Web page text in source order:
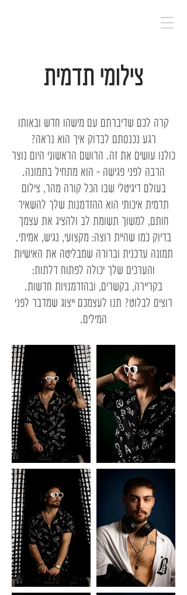
צילומי תדמית
קרה לכם שדיברתם עם מישהו חדש ובאותו
רגע נכנסתם לבדוק איך הוא נראה?
כולנו עושים את זה. הרושם הראשוני היום נוצר
הרבה לפני פגישה – הוא מתחיל בתמונה.
בעולם דיגיטלי שבו הכל קורה מהר, צילום
תדמית איכותי הוא ההזדמנות שלך להשאיר
חותם, למשוך תשומת לב ולהציג את עצמך
בדיוק כמו שהיית רוצה: מקצועי, נגיש, אמיתי.
תמונה עדכנית וברורה שמבליטה את האישיות
והערכים שלך יכולה לפתוח דלתות:
בקריירה, בקשרים, ובהזדמנויות חדשות.
רוצים לבלוט? תנו לעצמכם ייצוג שמדבר לפני
המילים.